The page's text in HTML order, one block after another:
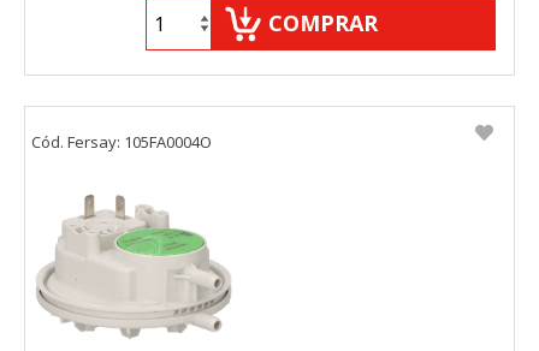
COMPRAR
Cód. Fersay: 105FA0004O